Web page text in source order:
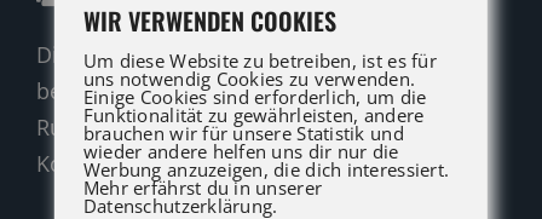
Die ATG LIFT Profis für Verkauf und Service
beraten Sie gerne.
Rufen Sie an oder nutzen Sie unser
Kontaktformular für eine Anfrage.
WIR VERWENDEN COOKIES
Um diese Website zu betreiben, ist es für
uns notwendig Cookies zu verwenden.
Einige Cookies sind erforderlich, um die
Funktionalität zu gewährleisten, andere
brauchen wir für unsere Statistik und
wieder andere helfen uns dir nur die
Werbung anzuzeigen, die dich interessiert.
Mehr erfährst du in unserer
Datenschutzerklärung.